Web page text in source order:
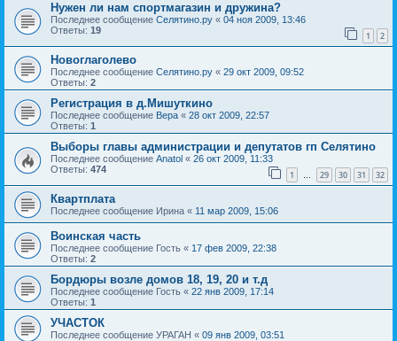
Нужен ли нам спортмагазин и дружина?
Последнее сообщение Селятино.ру « 04 ноя 2009, 13:46
Ответы: 19 1 2
Новоглаголево
Последнее сообщение Селятино.ру « 29 окт 2009, 09:52
Ответы: 2
Регистрация в д.Мишуткино
Последнее сообщение Вера « 28 окт 2009, 22:57
Ответы: 1
Выборы главы администрации и депутатов гп Селятино
Последнее сообщение Anatol « 26 окт 2009, 11:33
Ответы: 474 1 … 29 30 31 32
Квартплата
Последнее сообщение Ирина « 11 мар 2009, 15:06
Воинская часть
Последнее сообщение Гость « 17 фев 2009, 22:38
Ответы: 2
Бордюры возле домов 18, 19, 20 и т.д
Последнее сообщение Гость « 22 янв 2009, 17:14
Ответы: 1
УЧАСТОК
Последнее сообщение УРАГАН « 09 янв 2009, 03:51